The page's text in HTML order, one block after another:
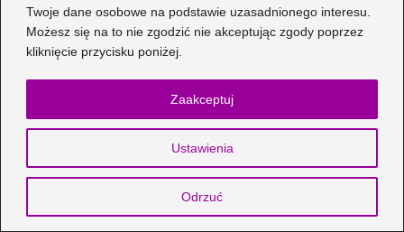
Twoje dane osobowe na podstawie uzasadnionego interesu.
Możesz się na to nie zgodzić nie akceptując zgody poprzez
kliknięcie przycisku poniżej.
Ustawienia
Odrzuć
Zaakceptuj
Twórz wyjątkową biżuterię z kamieni
naturalnych – krok po kroku do
Jakie buty najlepiej pasują do zielonej
sukienki? Oto nasze propozycje
Jak dobrać rozmiar S do swojego
wzrostu? Praktyczny przewodnik